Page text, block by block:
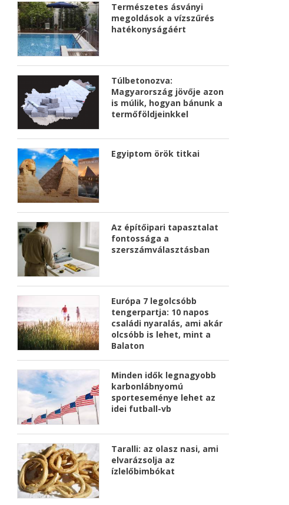
Természetes ásványi
megoldások a vízszűrés
hatékonyságáért
Túlbetonozva:
Magyarország jövője azon
is múlik, hogyan bánunk a
termőföldjeinkkel
Egyiptom örök titkai
Az építőipari tapasztalat
fontossága a
szerszámválasztásban
Európa 7 legolcsóbb
tengerpartja: 10 napos
családi nyaralás, ami akár
olcsóbb is lehet, mint a
Balaton
Minden idők legnagyobb
karbonlábnyomú
sporteseménye lehet az
idei futball-vb
Taralli: az olasz nasi, ami
elvarázsolja az
ízlelőbimbókat